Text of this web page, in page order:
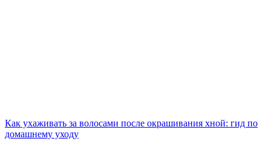
Как ухаживать за волосами после окрашивания хной: гид по
домашнему уходу